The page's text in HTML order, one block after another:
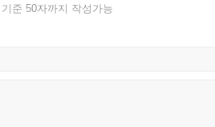
준 50자까지 작성가능